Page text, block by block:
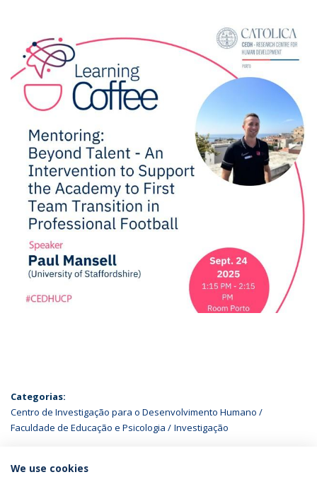
Categorias:
Centro de Investigação para o Desenvolvimento Humano
Faculdade de Educação e Psicologia
Investigação
ÚLTIMAS NOTÍCIAS
We use cookies